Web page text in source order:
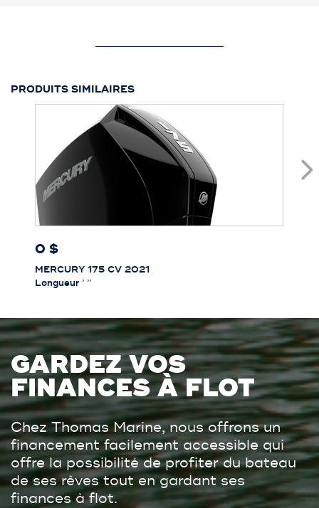
PRODUITS SIMILAIRES
0 $
MERCURY 175 CV 2021
Longueur ’ ’’
GARDEZ VOS
FINANCES À FLOT
Chez Thomas Marine, nous offrons un
financement facilement accessible qui
offre la possibilité de profiter du bateau
de ses rêves tout en gardant ses
finances à flot.